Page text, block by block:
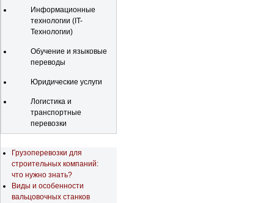
Информационные
технологии (IT-
Технологии)
Обучение и языковые
переводы
Юридические услуги
Логистика и
транспортные
перевозки
Грузоперевозки для
строительных компаний:
что нужно знать?
Виды и особенности
вальцовочных станков